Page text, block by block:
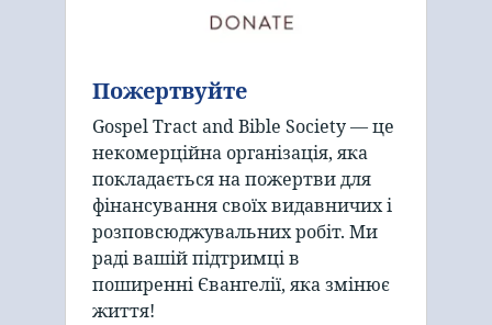
Пожертвуйте
Gospel Tract and Bible Society — це
некомерційна організація, яка
покладається на пожертви для
фінансування своїх видавничих і
розповсюджувальних робіт. Ми
раді вашій підтримці в
поширенні Євангелії, яка змінює
життя!